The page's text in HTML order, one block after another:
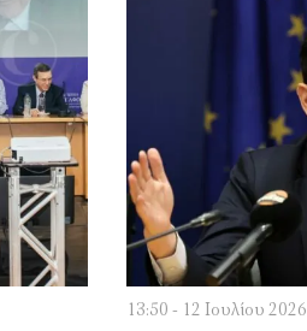
13:50 - 12 Ιουλίου 2026